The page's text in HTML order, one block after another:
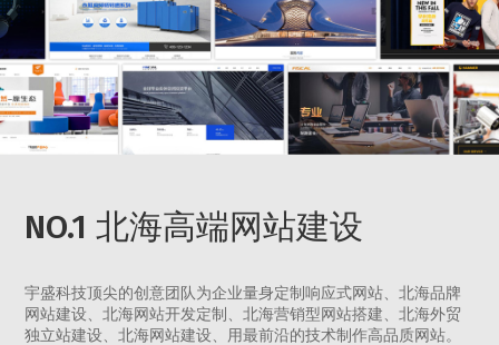
NO.1 北海高端网站建设
宇盛科技顶尖的创意团队为企业量身定制响应式网站、北海品牌
网站建设、北海网站开发定制、北海营销型网站搭建、北海外贸
独立站建设、北海网站建设、用最前沿的技术制作高品质网站。